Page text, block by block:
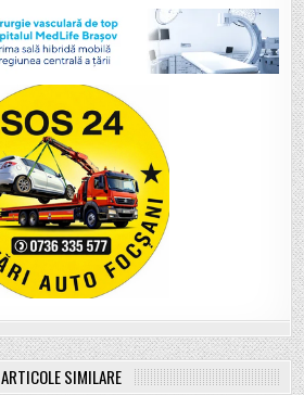
ARTICOLE SIMILARE